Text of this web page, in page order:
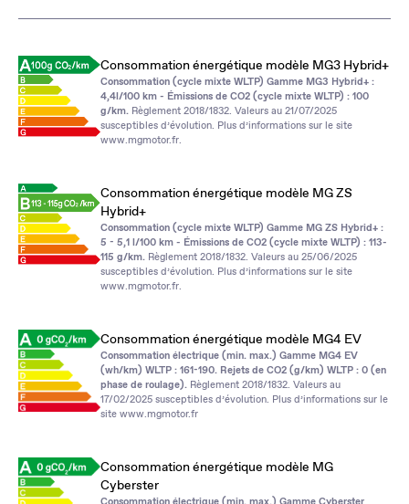
Consommation énergétique modèle MG3 Hybrid+
Consommation (cycle mixte WLTP) Gamme MG3 Hybrid+ :
4,4l/100 km - Émissions de CO2 (cycle mixte WLTP) : 100
g/km. Règlement 2018/1832. Valeurs au 21/07/2025
susceptibles d’évolution. Plus d’informations sur le site
www.mgmotor.fr.
Consommation énergétique modèle MG ZS
Hybrid+
Consommation (cycle mixte WLTP) Gamme MG ZS Hybrid+ :
5 - 5,1 l/100 km - Émissions de CO2 (cycle mixte WLTP) : 113-
115 g/km. Règlement 2018/1832. Valeurs au 25/06/2025
susceptibles d’évolution. Plus d’informations sur le site
www.mgmotor.fr.
Consommation énergétique modèle MG4 EV
Consommation électrique (min. max.) Gamme MG4 EV
(wh/km) WLTP : 161-190. Rejets de CO2 (g/km) WLTP : 0 (en
phase de roulage). Règlement 2018/1832. Valeurs au
17/02/2025 susceptibles d’évolution. Plus d’informations sur le
site www.mgmotor.fr
Consommation énergétique modèle MG
Cyberster
Consommation électrique (min. max.) Gamme Cyberster